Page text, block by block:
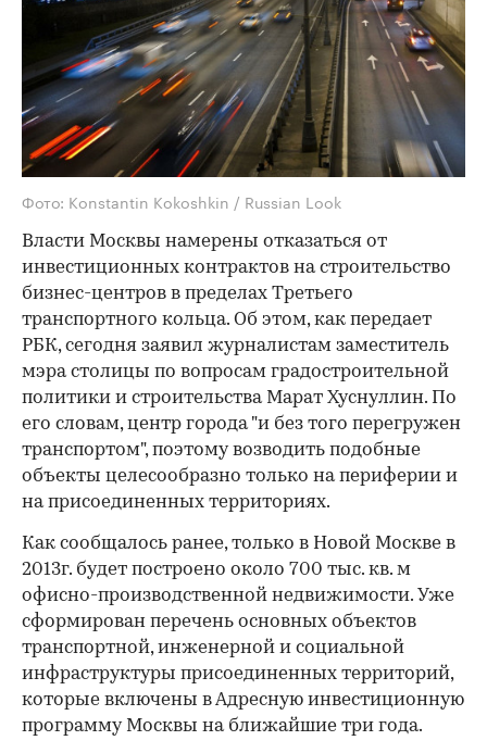
Фото: Konstantin Kokoshkin / Russian Look
Власти Москвы намерены отказаться от
инвестиционных контрактов на строительство
бизнес-центров в пределах Третьего
транспортного кольца. Об этом, как передает
РБК, сегодня заявил журналистам заместитель
мэра столицы по вопросам градостроительной
политики и строительства Марат Хуснуллин. По
его словам, центр города "и без того перегружен
транспортом", поэтому возводить подобные
объекты целесообразно только на периферии и
на присоединенных территориях.
Как сообщалось ранее, только в Новой Москве в
2013г. будет построено около 700 тыс. кв. м
офисно-производственной недвижимости. Уже
сформирован перечень основных объектов
транспортной, инженерной и социальной
инфраструктуры присоединенных территорий,
которые включены в Адресную инвестиционную
программу Москвы на ближайшие три года.